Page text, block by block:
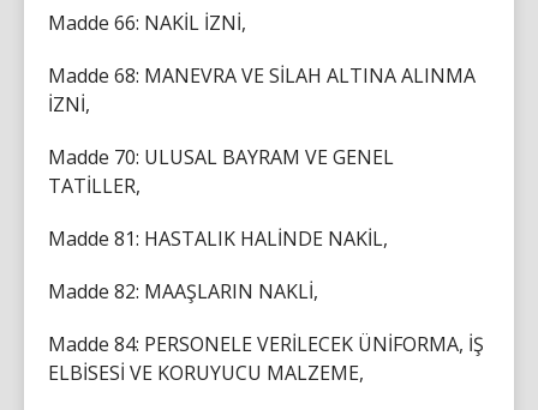
Madde 66: NAKİL İZNİ,
Madde 68: MANEVRA VE SİLAH ALTINA ALINMA
İZNİ,
Madde 70: ULUSAL BAYRAM VE GENEL
TATİLLER,
Madde 81: HASTALIK HALİNDE NAKİL,
Madde 82: MAAŞLARIN NAKLİ,
Madde 84: PERSONELE VERİLECEK ÜNİFORMA, İŞ
ELBİSESİ VE KORUYUCU MALZEME,